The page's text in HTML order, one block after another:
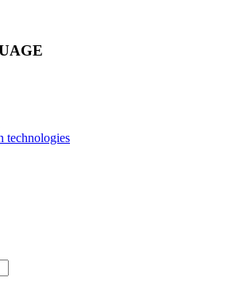
technologies